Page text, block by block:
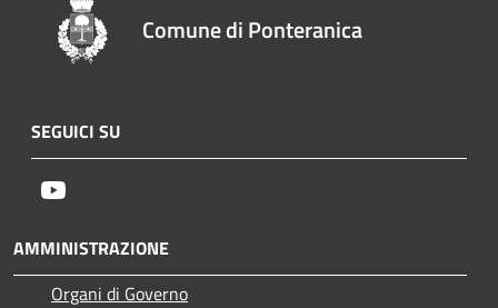
Comune di Ponteranica
SEGUICI SU
AMMINISTRAZIONE
Organi di Governo